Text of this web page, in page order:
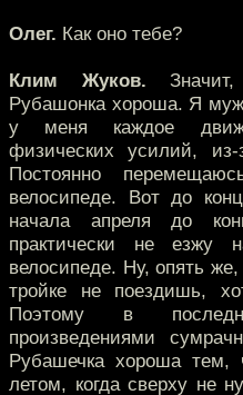
Олег. Как оно тебе?
Клим Жуков.
Рубашонка хороша. Я
у меня каждое
физических усилий,
Постоянно
велосипеде. Вот до
начала апреля до
практически не езжу
велосипеде. Ну, опять
тройке не поездишь,
Поэтому в
произведениями
Рубашечка хороша тем,
летом, когда сверху не